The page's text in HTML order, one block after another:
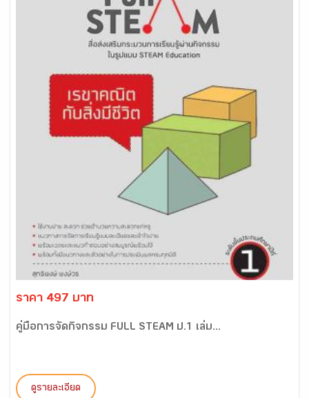
ราคา 497 บาท
คู่มือการจัดกิจกรรม FULL STEAM ป.1 เล่ม...
ดูรายละเอียด